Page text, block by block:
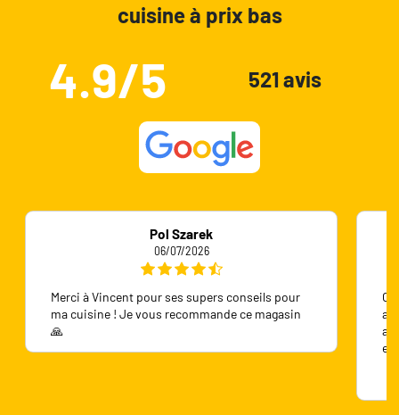
cuisine à prix bas
4.9/5 521 avis
Pol Szarek
06/07/2026
Merci à Vincent pour ses supers conseils pour
ma cuisine ! Je vous recommande ce magasin
🙏